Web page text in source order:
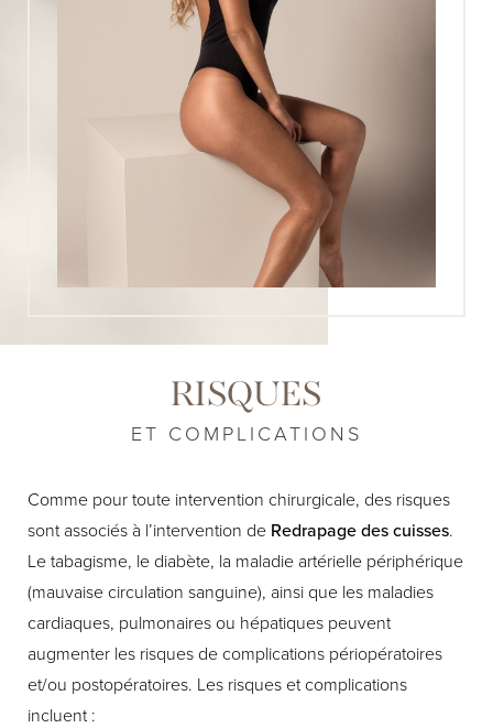
RISQUES
ET COMPLICATIONS
Comme pour toute intervention chirurgicale, des risques
sont associés à l’intervention de Redrapage des cuisses.
Le tabagisme, le diabète, la maladie artérielle périphérique
(mauvaise circulation sanguine), ainsi que les maladies
cardiaques, pulmonaires ou hépatiques peuvent
augmenter les risques de complications périopératoires
et/ou postopératoires. Les risques et complications
incluent :